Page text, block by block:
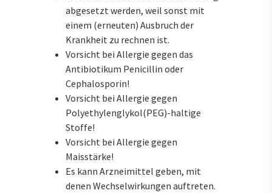
abgesetzt werden, weil sonst mit
einem (erneuten) Ausbruch der
Krankheit zu rechnen ist.
Vorsicht bei Allergie gegen das
Antibiotikum Penicillin oder
Cephalosporin!
Vorsicht bei Allergie gegen
Polyethylenglykol(PEG)-haltige
Stoffe!
Vorsicht bei Allergie gegen
Maisstärke!
Es kann Arzneimittel geben, mit
denen Wechselwirkungen auftreten.